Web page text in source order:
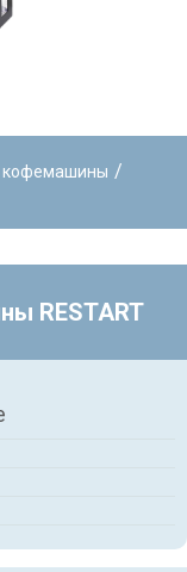
кофемашины /
RESTART